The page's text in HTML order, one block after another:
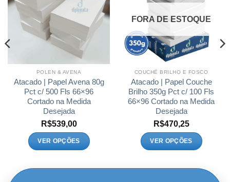
POLEN & AVENA
Atacado | Papel Avena 80g
Pct c/ 500 Fls 66×96
Cortado na Medida
Desejada
R$539,00
VER OPÇÕES
FORA DE ESTOQUE
COUCHÊ BRILHO E FOSCO
Atacado | Papel Couche
Brilho 350g Pct c/ 100 Fls
66×96 Cortado na Medida
Desejada
R$470,25
VER OPÇÕES